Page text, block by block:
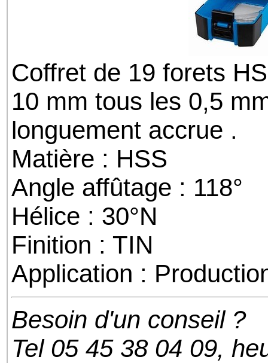
Coffret de 19 forets
10 mm tous les 0,5
longuement accrue .
Matière : HSS
Angle affûtage : 118°
Hélice : 30°N
Finition : TIN
Application :
Besoin d'un conseil ?
Tel 05 45 38 04 09,